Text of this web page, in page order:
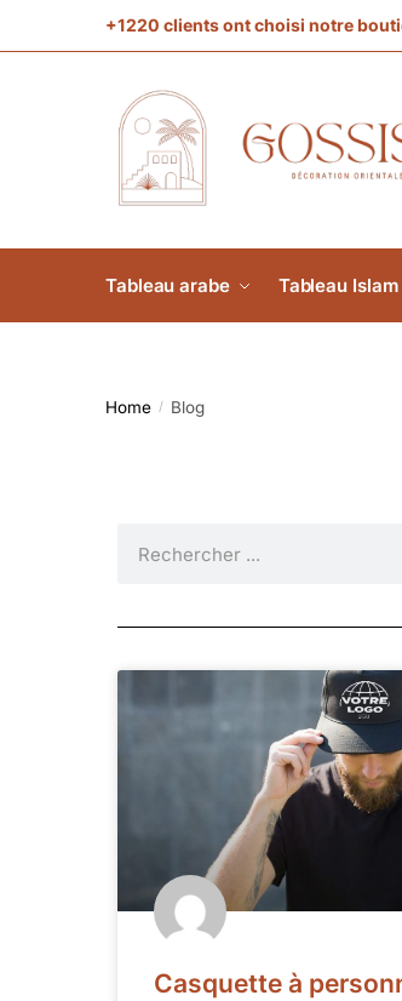
+1220 clients ont choisi notre
Tableau arabe Tableau Islam
Home / Blog
Casquette à